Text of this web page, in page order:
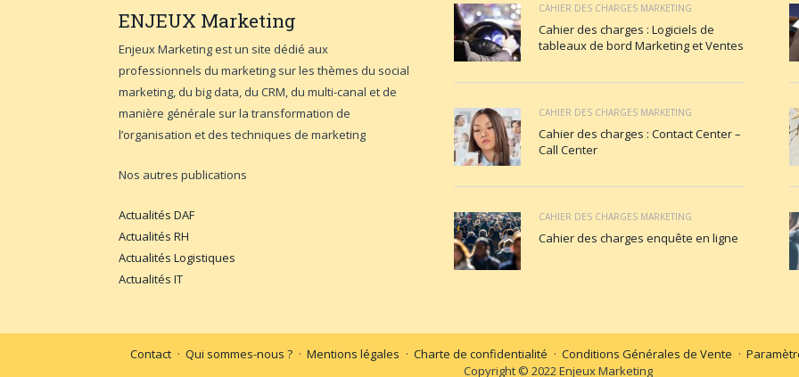
ENJEUX Marketing
Enjeux Marketing est un site dédié aux
professionnels du marketing sur les thèmes du social
marketing, du big data, du CRM, du multi-canal et de
manière générale sur la transformation de
l’organisation et des techniques de marketing
Nos autres publications
Actualités DAF
Actualités RH
Actualités Logistiques
Actualités IT
CAHIER DES CHARGES MARKETING
Cahier des charges : Logiciels de
tableaux de bord Marketing et Ventes
CAHIER DES CHARGES MARKETING
Cahier des charges : Contact Center –
Call Center
CAHIER DES CHARGES MARKETING
Cahier des charges enquête en ligne
Contact Qui sommes-nous ? Mentions légales Charte de confidentialité Conditions Générales de Vente
Copyright © 2022 Enjeux Marketing